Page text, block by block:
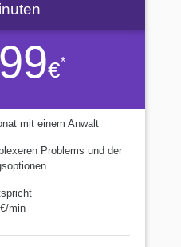
€*
mit einem Anwalt
Problems und der
min